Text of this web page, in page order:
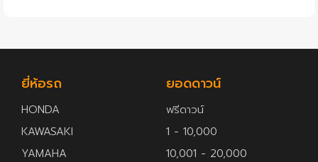
ยี่ห้อรถ
HONDA
KAWASAKI
YAMAHA
ยอดดาวน์
ฟรีดาวน์
1 - 10,000
10,001 - 20,000